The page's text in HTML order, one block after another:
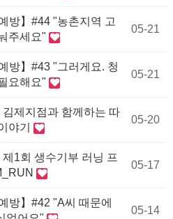
방】#44 "농촌지역 고
주세요"
05-21
방】#43 "그러게요. 청
요해요"
05-21
제지점과 함께하는 따
야기
05-20
제1회 생수기부 러닝 프
05-17
방】#42 "A씨 때문에
05-14